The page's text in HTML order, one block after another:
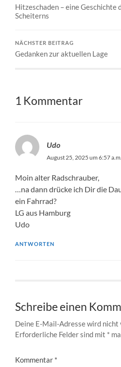
Hitzeschaden – eine Geschichte
Scheiterns
NÄCHSTER BEITRAG
Gedanken zur aktuellen Lage
1 Kommentar
Udo
August 25, 2025 um 6:57
Moin alter Radschrauber,
…na dann drücke ich Dir die
ein Fahrrad?
LG aus Hamburg
Udo
ANTWORTEN
Schreibe einen
Deine E-Mail-Adresse wird
Erforderliche Felder sind mit *
Kommentar *